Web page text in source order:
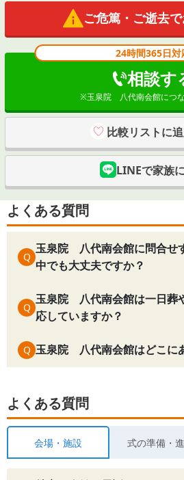
ご危篤・ご逝去
24時間365日対
相談す
※玉泉院 八代南会館につ
比較リストに
LINEで家族
よくある質問
Q
玉泉院 八代南会館に問合せ
中でも大丈夫ですか？
Q
玉泉院 八代南会館は一日葬
応していますか？
Q 玉泉院 八代南会館はどこに
よくある質問
会場・施設 式の準備・